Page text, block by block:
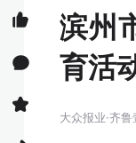
滨州
育活
大众报业·齐鲁